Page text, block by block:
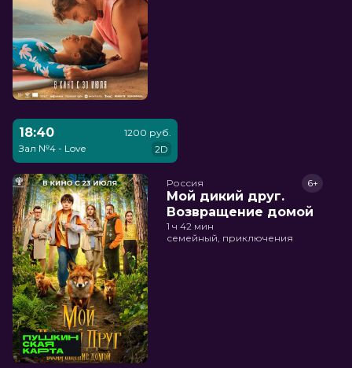
18:40
Зал №4 - Love
1200 руб.
2D
Россия
Мой дикий друг.
Возвращение домой
6+
1 ч 42 мин
семейный, приключения